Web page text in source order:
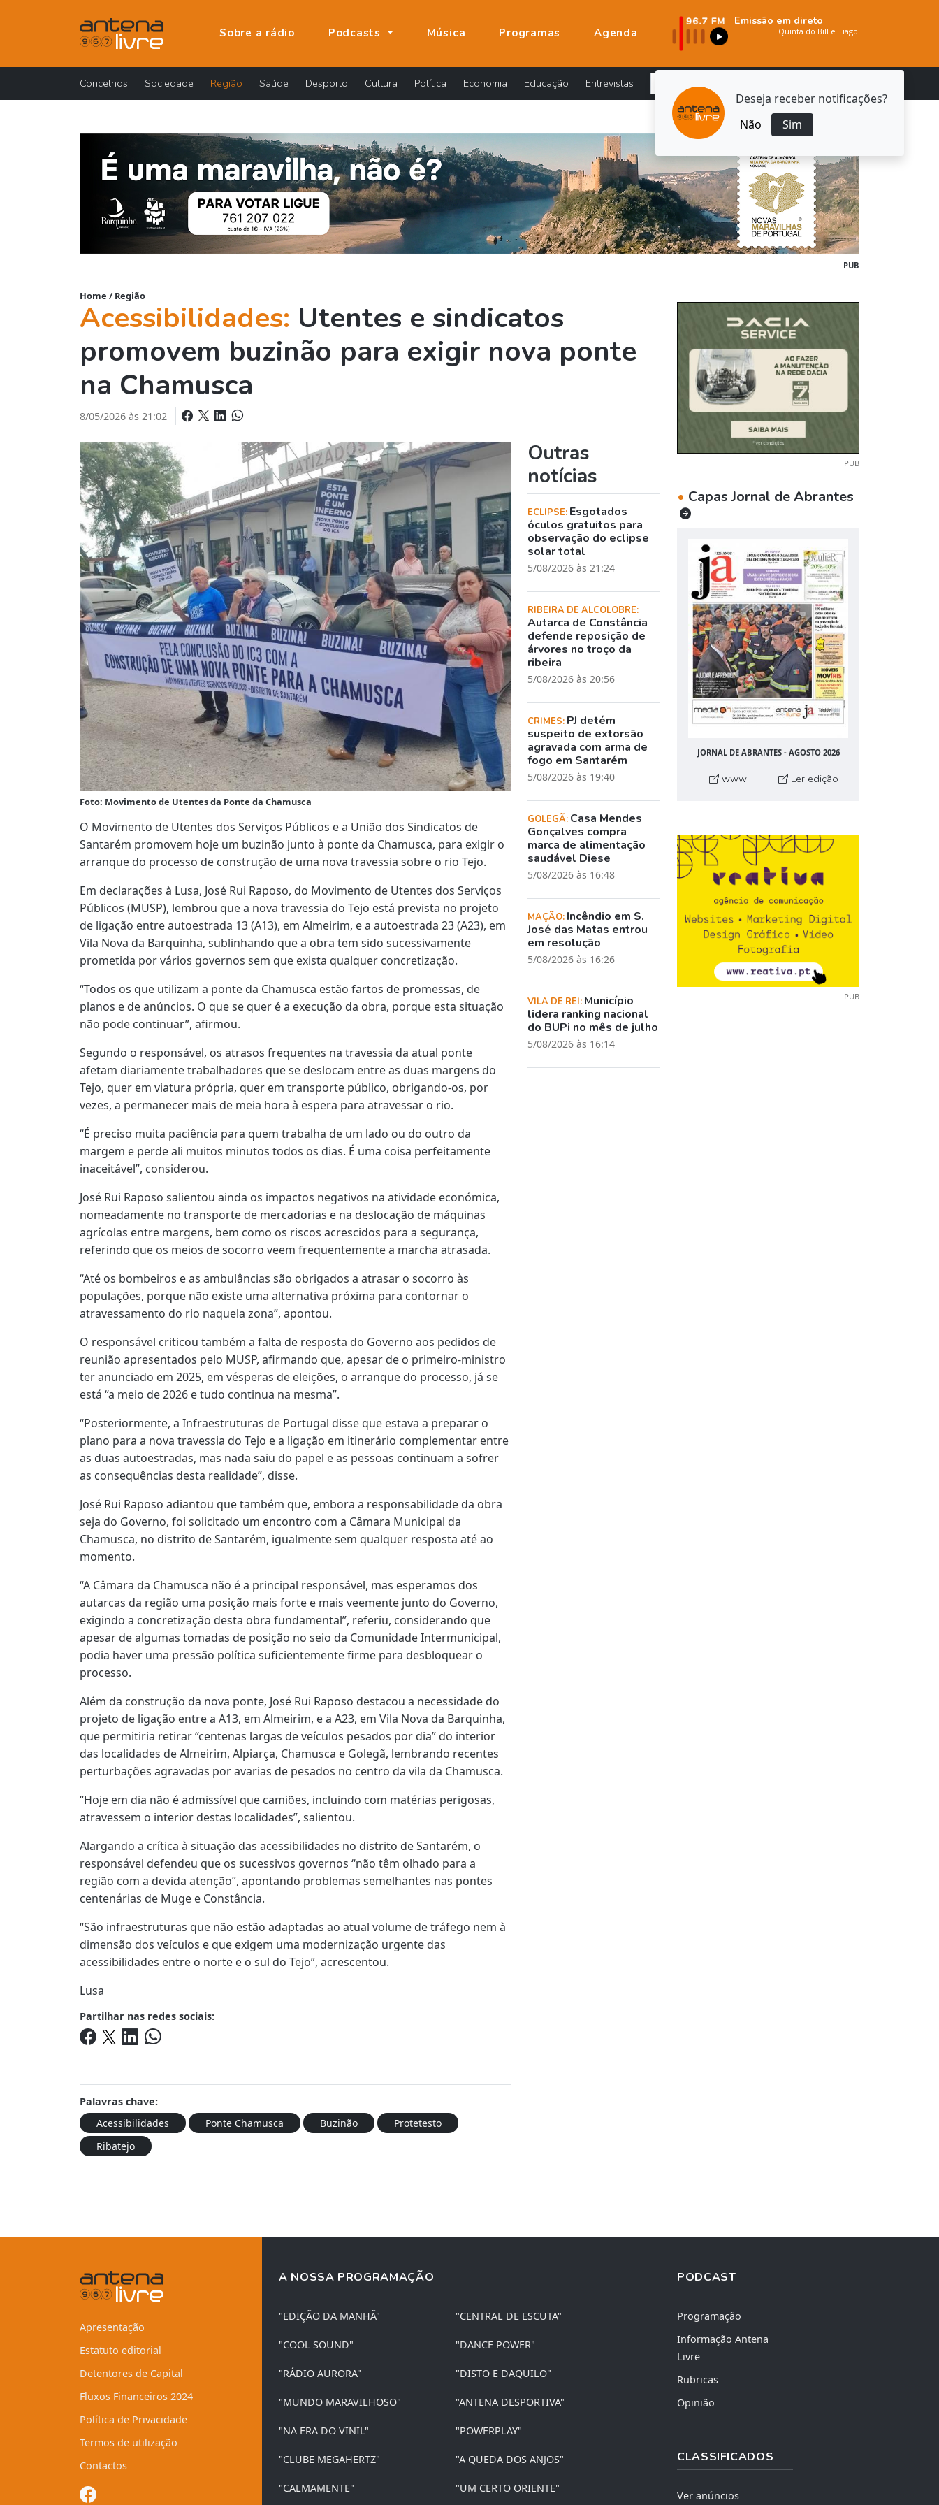
Deseja receber notificações?
Não
Sim
Sobre a rádio Podcasts Música Programas Agenda
Emissão em direto
Concelhos Sociedade Região Saúde Desporto Cultura Política Economia Educação Entrevistas
PUB
Home / Região
Acessibilidades: Utentes e sindicatos
promovem buzinão para exigir nova ponte
na Chamusca
8/05/2026 às 21:02
Foto: Movimento de Utentes da Ponte da Chamusca
O Movimento de Utentes dos Serviços Públicos e a União dos Sindicatos de
Santarém promovem hoje um buzinão junto à ponte da Chamusca, para exigir o
arranque do processo de construção de uma nova travessia sobre o rio Tejo.
Em declarações à Lusa, José Rui Raposo, do Movimento de Utentes dos Serviços
Públicos (MUSP), lembrou que a nova travessia do Tejo está prevista no projeto
de ligação entre autoestrada 13 (A13), em Almeirim, e a autoestrada 23 (A23), em
Vila Nova da Barquinha, sublinhando que a obra tem sido sucessivamente
prometida por vários governos sem que exista qualquer concretização.
“Todos os que utilizam a ponte da Chamusca estão fartos de promessas, de
planos e de anúncios. O que se quer é a execução da obra, porque esta situação
não pode continuar”, afirmou.
Segundo o responsável, os atrasos frequentes na travessia da atual ponte
afetam diariamente trabalhadores que se deslocam entre as duas margens do
Tejo, quer em viatura própria, quer em transporte público, obrigando-os, por
vezes, a permanecer mais de meia hora à espera para atravessar o rio.
“É preciso muita paciência para quem trabalha de um lado ou do outro da
margem e perde ali muitos minutos todos os dias. É uma coisa perfeitamente
inaceitável”, considerou.
José Rui Raposo salientou ainda os impactos negativos na atividade económica,
nomeadamente no transporte de mercadorias e na deslocação de máquinas
agrícolas entre margens, bem como os riscos acrescidos para a segurança,
referindo que os meios de socorro veem frequentemente a marcha atrasada.
“Até os bombeiros e as ambulâncias são obrigados a atrasar o socorro às
populações, porque não existe uma alternativa próxima para contornar o
atravessamento do rio naquela zona”, apontou.
O responsável criticou também a falta de resposta do Governo aos pedidos de
reunião apresentados pelo MUSP, afirmando que, apesar de o primeiro-ministro
ter anunciado em 2025, em vésperas de eleições, o arranque do processo, já se
está “a meio de 2026 e tudo continua na mesma”.
“Posteriormente, a Infraestruturas de Portugal disse que estava a preparar o
plano para a nova travessia do Tejo e a ligação em itinerário complementar entre
as duas autoestradas, mas nada saiu do papel e as pessoas continuam a sofrer
as consequências desta realidade”, disse.
José Rui Raposo adiantou que também que, embora a responsabilidade da obra
seja do Governo, foi solicitado um encontro com a Câmara Municipal da
Chamusca, no distrito de Santarém, igualmente sem qualquer resposta até ao
momento.
“A Câmara da Chamusca não é a principal responsável, mas esperamos dos
autarcas da região uma posição mais forte e mais veemente junto do Governo,
exigindo a concretização desta obra fundamental”, referiu, considerando que
apesar de algumas tomadas de posição no seio da Comunidade Intermunicipal,
podia haver uma pressão política suficientemente firme para desbloquear o
processo.
Além da construção da nova ponte, José Rui Raposo destacou a necessidade do
projeto de ligação entre a A13, em Almeirim, e a A23, em Vila Nova da Barquinha,
que permitiria retirar “centenas largas de veículos pesados por dia” do interior
das localidades de Almeirim, Alpiarça, Chamusca e Golegã, lembrando recentes
perturbações agravadas por avarias de pesados no centro da vila da Chamusca.
“Hoje em dia não é admissível que camiões, incluindo com matérias perigosas,
atravessem o interior destas localidades”, salientou.
Alargando a crítica à situação das acessibilidades no distrito de Santarém, o
responsável defendeu que os sucessivos governos “não têm olhado para a
região com a devida atenção”, apontando problemas semelhantes nas pontes
centenárias de Muge e Constância.
“São infraestruturas que não estão adaptadas ao atual volume de tráfego nem à
dimensão dos veículos e que exigem uma modernização urgente das
acessibilidades entre o norte e o sul do Tejo”, acrescentou.
Lusa
Partilhar nas redes sociais:
Palavras chave:
Acessibilidades
Ponte Chamusca Buzinão
Protetesto
Ribatejo
Outras
notícias
ECLIPSE: Esgotados
óculos gratuitos para
observação do eclipse
solar total
5/08/2026 às 21:24
RIBEIRA DE ALCOLOBRE:
Autarca de Constância
defende reposição de
árvores no troço da
ribeira
5/08/2026 às 20:56
CRIMES: PJ detém
suspeito de extorsão
agravada com arma de
fogo em Santarém
5/08/2026 às 19:40
GOLEGÃ: Casa Mendes
Gonçalves compra
marca de alimentação
saudável Diese
5/08/2026 às 16:48
MAÇÃO: Incêndio em S.
José das Matas entrou
em resolução
5/08/2026 às 16:26
VILA DE REI: Município
lidera ranking nacional
do BUPi no mês de julho
5/08/2026 às 16:14
PUB
• Capas Jornal de Abrantes
JORNAL DE ABRANTES - AGOSTO 2026
www Ler edição
PUB
Apresentação
Estatuto editorial
Detentores de Capital
Fluxos Financeiros 2024
Política de Privacidade
Termos de utilização
Contactos
A NOSSA PROGRAMAÇÃO
"EDIÇÃO DA MANHÃ" "CENTRAL DE ESCUTA"
"COOL SOUND" "DANCE POWER"
"RÁDIO AURORA" "DISTO E DAQUILO"
"MUNDO MARAVILHOSO" "ANTENA DESPORTIVA"
"NA ERA DO VINIL" "POWERPLAY"
"CLUBE MEGAHERTZ" "A QUEDA DOS ANJOS"
"CALMAMENTE" "UM CERTO ORIENTE"
PODCAST
Programação
Informação Antena
Livre
Rubricas
Opinião
CLASSIFICADOS
Ver anúncios